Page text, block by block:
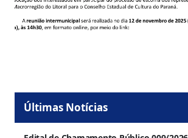
Últimas Notícias